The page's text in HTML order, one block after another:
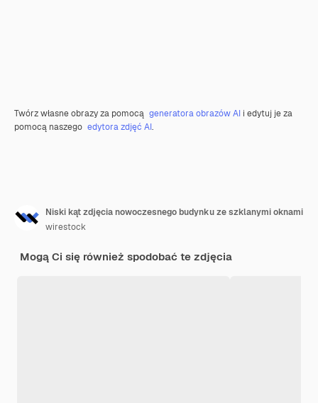
Twórz własne obrazy za pomocą generatora obrazów AI i edytuj je za
pomocą naszego edytora zdjęć AI.
Niski kąt zdjęcia nowoczesnego budynku ze szklanymi oknami
wirestock
Mogą Ci się również spodobać te zdjęcia